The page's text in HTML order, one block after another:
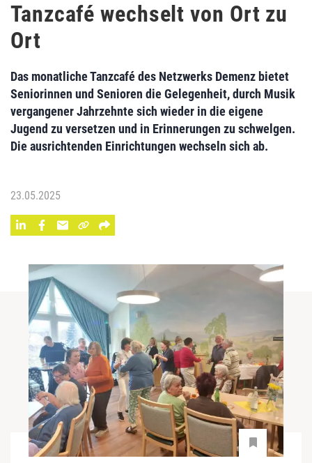
Tanzcafé wechselt von Ort zu
Ort
Das monatliche Tanzcafé des Netzwerks Demenz bietet
Seniorinnen und Senioren die Gelegenheit, durch Musik
vergangener Jahrzehnte sich wieder in die eigene
Jugend zu versetzen und in Erinnerungen zu schwelgen.
Die ausrichtenden Einrichtungen wechseln sich ab.
23.05.2025